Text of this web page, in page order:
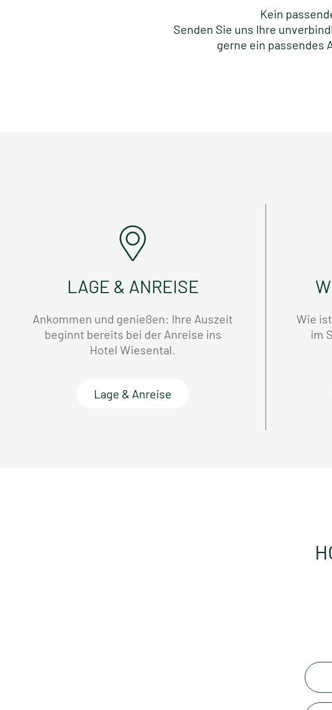
Kein
Senden Sie uns Ihre
gerne ein passendes
LAGE & ANREISE
Ankommen und genießen: Ihre Auszeit
beginnt bereits bei der Anreise ins
Hotel Wiesental.
Lage & Anreise
Wie
im